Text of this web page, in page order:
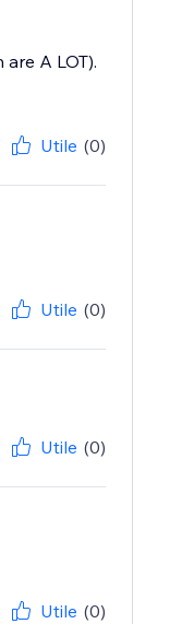
A LOT).
Utile (0)
Utile (0)
Utile (0)
Utile (0)